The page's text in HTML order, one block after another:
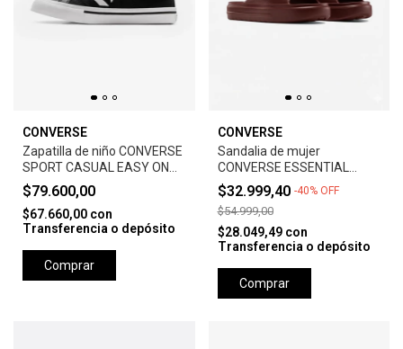
CONVERSE
Zapatilla de niño CONVERSE
SPORT CASUAL EASY ON
OX - BLACK/WHITE/BLACK
$79.600,00
$67.660,00 con
Transferencia o depósito
Comprar
CONVERSE
Sandalia de mujer
CONVERSE ESSENTIAL
SLIDE SLIP ROTTIN
APPLE/ROTTIN APPLE
$32.999,40 -40% OFF
$54.999,00
$28.049,49 con
Transferencia o depósito
Comprar